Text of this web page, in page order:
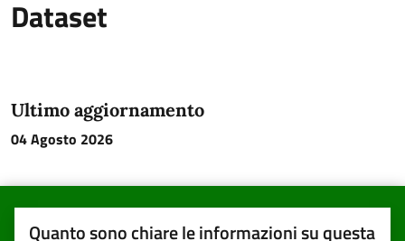
Dataset
Ultimo aggiornamento
04 Agosto 2026
Quanto sono chiare le informazioni su questa